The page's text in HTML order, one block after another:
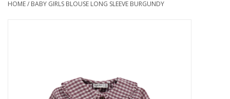
Jongens
Schoenen en Tassen
HOME/ BABY GIRLS BLOUSE LONG SLEEVE BURGUNDY